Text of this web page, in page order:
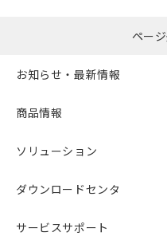
ペー
お知らせ・最新情報
商品情報
ソリューション
ダウンロードセンタ
サービスサポート